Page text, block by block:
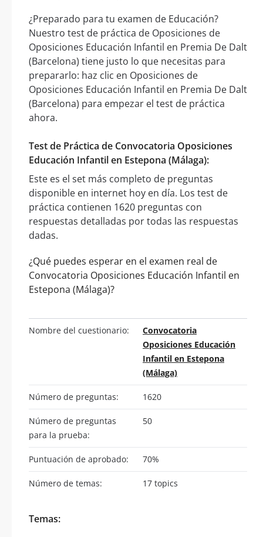
¿Preparado para tu examen de Educación?
Nuestro test de práctica de Oposiciones de
Oposiciones Educación Infantil en Premia De Dalt
(Barcelona) tiene justo lo que necesitas para
prepararlo: haz clic en Oposiciones de
Oposiciones Educación Infantil en Premia De Dalt
(Barcelona) para empezar el test de práctica
ahora.
Test de Práctica de Convocatoria Oposiciones
Educación Infantil en Estepona (Málaga):
Este es el set más completo de preguntas
disponible en internet hoy en día. Los test de
práctica contienen 1620 preguntas con
respuestas detalladas por todas las respuestas
dadas.
¿Qué puedes esperar en el examen real de
Convocatoria Oposiciones Educación Infantil en
Estepona (Málaga)?
Nombre del cuestionario:
Convocatoria
Oposiciones Educación
Infantil en Estepona
(Málaga)
Número de preguntas: 1620
Número de preguntas
para la prueba:
50
Puntuación de aprobado: 70%
Número de temas: 17 topics
Temas: